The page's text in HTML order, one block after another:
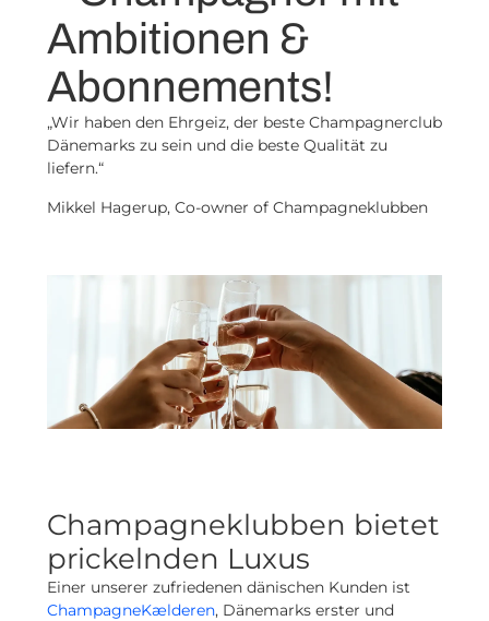
Ambitionen &
Abonnements!
„Wir haben den Ehrgeiz, der beste Champagnerclub
Dänemarks zu sein und die beste Qualität zu
liefern.“
Mikkel Hagerup, Co-owner of Champagneklubben
Champagneklubben bietet
prickelnden Luxus
Einer unserer zufriedenen dänischen Kunden ist
ChampagneKælderen, Dänemarks erster und